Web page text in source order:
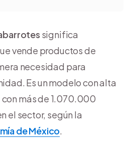
significa
vende productos de
necesidad para
Es un modelo con alta
más de 1.070.000
el sector, según la
de México